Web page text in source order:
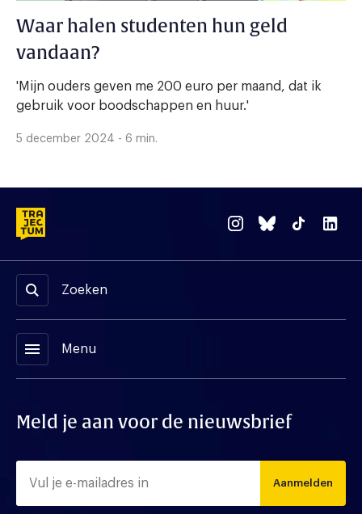
Waar halen studenten hun geld
vandaan?
'Mijn ouders geven me 200 euro per maand, dat ik
gebruik voor boodschappen en huur.'
5 december 2024 - 6 min.
Zoeken
menu Menu
Meld je aan voor de nieuwsbrief
Aanmelden